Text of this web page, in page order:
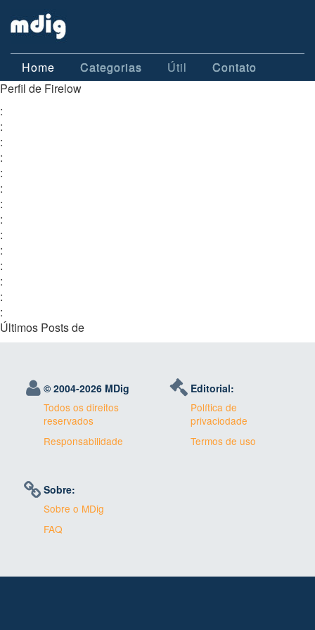
Home Categorias Útil
Contato
Perfil de Firelow
:
:
:
:
:
:
:
:
:
:
:
:
:
:
Últimos Posts de
© 2004-2026 MDig
Todos os direitos
reservados
Responsabilidade
Editorial:
Política de
privaciodade
Termos de uso
Sobre:
Sobre o MDig
FAQ